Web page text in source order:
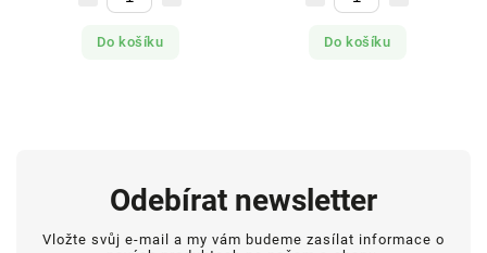
Do košíku Do košíku
Odebírat newsletter
Vložte svůj e-mail a my vám budeme zasílat informace o